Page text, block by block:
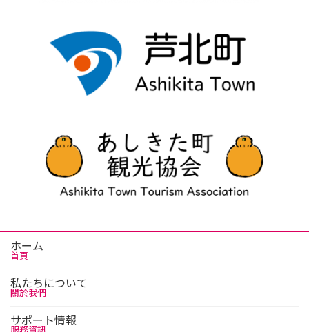
ホーム
首頁
私たちについて
關於我們
サポート情報